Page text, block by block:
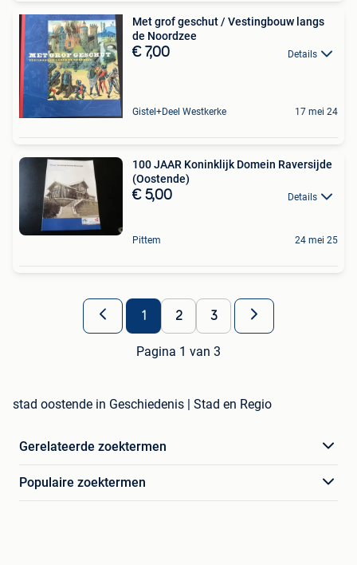
Met grof geschut / Vestingbouw langs
de Noordzee
€ 7,00 Details
Gistel+Deel Westkerke 17 mei 24
100 JAAR Koninklijk Domein Raversijde
(Oostende)
€ 5,00 Details
Pittem 24 mei 25
1 2 3
Pagina 1 van 3
stad oostende in Geschiedenis | Stad en Regio
Gerelateerde zoektermen
Populaire zoektermen